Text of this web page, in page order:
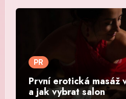
PR
První erotická masáž
a jak vybrat salon